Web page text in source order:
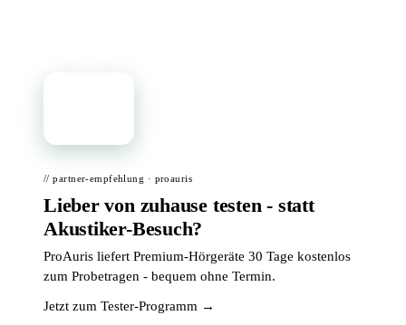
// partner-empfehlung · proauris
Lieber von zuhause testen - statt
Akustiker-Besuch?
ProAuris liefert Premium-Hörgeräte 30 Tage kostenlos
zum Probetragen - bequem ohne Termin.
Jetzt zum Tester-Programm →